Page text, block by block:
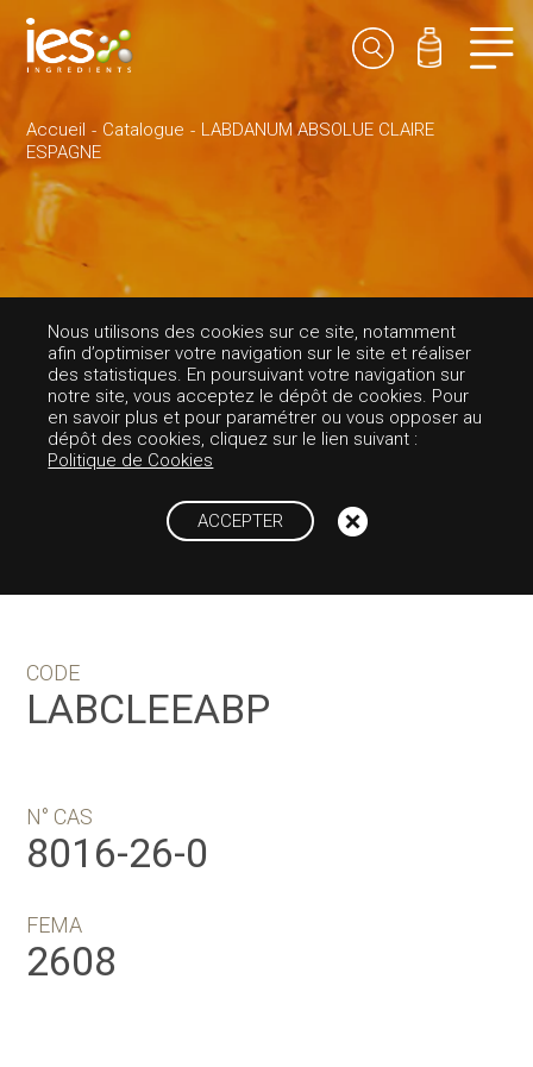
Accueil Catalogue
LABDANUM ABSOLUE CLAIRE
ESPAGNE
PARFUMS-AMBRÉE
LABDANUM ABSO
LUE CLAIRE ESPA
Nous utilisons des cookies sur ce site, notamment
afin d’optimiser votre navigation sur le site et réaliser
des statistiques. En poursuivant votre navigation sur
notre site, vous acceptez le dépôt de cookies. Pour
en savoir plus et pour paramétrer ou vous opposer au
dépôt des cookies, cliquez sur le lien suivant :
Politique de Cookies
ACCEPTER
CODE
LABCLEEABP
N° CAS
8016-26-0
FEMA
2608